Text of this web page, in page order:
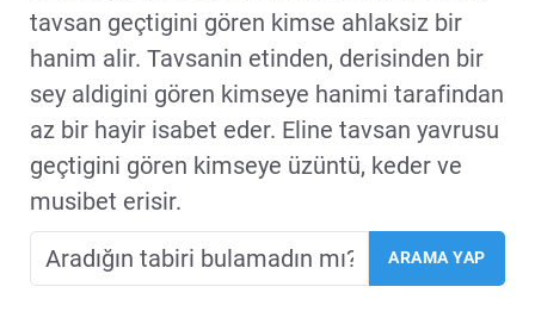
tavsan geçtigini gören kimse ahlaksiz bir
hanim alir. Tavsanin etinden, derisinden bir
sey aldigini gören kimseye hanimi tarafindan
az bir hayir isabet eder. Eline tavsan yavrusu
geçtigini gören kimseye üzüntü, keder ve
musibet erisir.